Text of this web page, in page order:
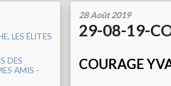
LES ÉLITES
DES
AMIS -
28 Août 2019
29-08-19-
COURAGE